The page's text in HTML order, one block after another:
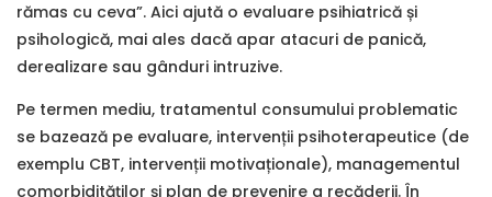
rămas cu ceva”. Aici ajută o evaluare psihiatrică și
psihologică, mai ales dacă apar atacuri de panică,
derealizare sau gânduri intruzive.
Pe termen mediu, tratamentul consumului problematic
se bazează pe evaluare, intervenții psihoterapeutice (de
exemplu CBT, intervenții motivaționale), managementul
comorbidităților și plan de prevenire a recăderii. În